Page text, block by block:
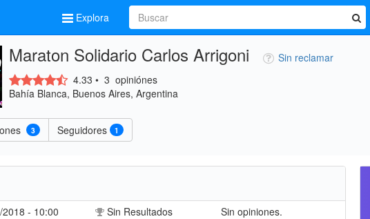
Explora
Maraton Solidario Carlos Arrigoni
Sin reclamar
4.33 • 3 opiniónes
Bahía Blanca, Buenos Aires, Argentina
3 Seguidores 1
2018 - 10:00 Sin Resultados
Sin opiniones.